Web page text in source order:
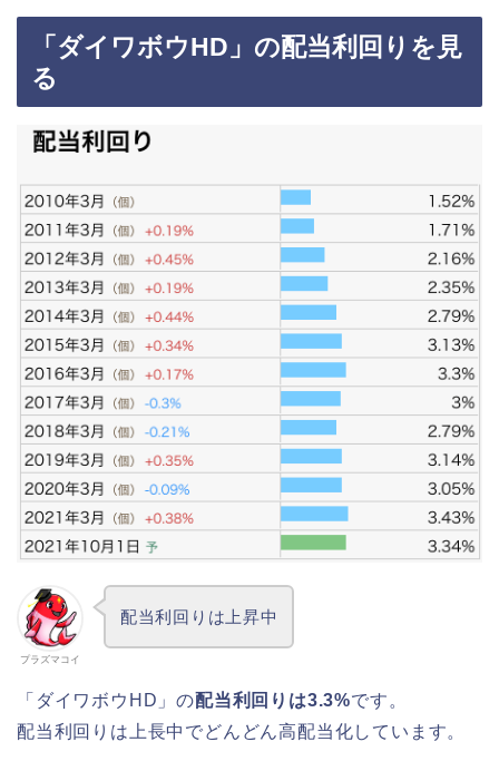
「ダイワボウHD」の配当利回りを見
る
プラズマコイ
配当利回りは上昇中
「ダイワボウHD」の配当利回りは3.3%です。
配当利回りは上長中でどんどん高配当化しています。